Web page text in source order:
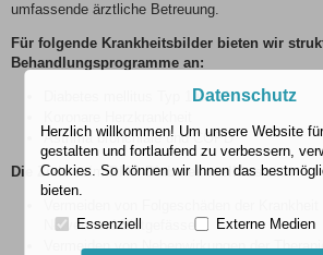
umfassende ärztliche Betreuung.
Für folgende Krankheitsbilder bieten wir
Behandlungsprogramme an:
Diabetes mellitus Typ 1 und 2
Asthma bronchiale und COPD
Die ZielebeimDMP Diabetes mellitussind:
Nerven und Blutgefässen
Vermeiden von Nebenwirkungen der
Datenschutz
Herzlich willkommen! Um unsere Website
gestalten und fortlaufend zu verbessern,
Cookies. So können wir Ihnen das
bieten.
Essenziell Externe Medien